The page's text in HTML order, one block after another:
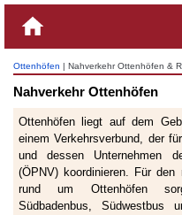
Ottenhöfen | Nahverkehr Ottenhöfen &
Nahverkehr Ottenhöfen
Ottenhöfen liegt auf dem
einem Verkehrsverbund, der
und dessen Unternehmen
(ÖPNV) koordinieren. Für den
rund um Ottenhöfen
Südbadenbus, Südwestbus